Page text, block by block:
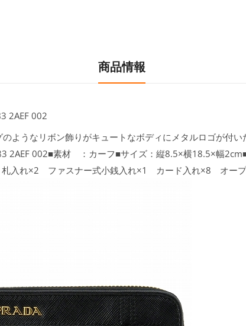
商品情報
2AEF 002
のようなリボン飾りがキュートなボディにメタルロゴが付
2AEF 002■素材 ：カーフ■サイズ：縦8.5×横18.5×幅
入れ×2 ファスナー式小銭入れ×1 カード入れ×8 オー